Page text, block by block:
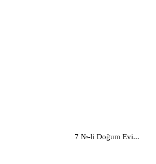
7 №-li Doğum Evi...